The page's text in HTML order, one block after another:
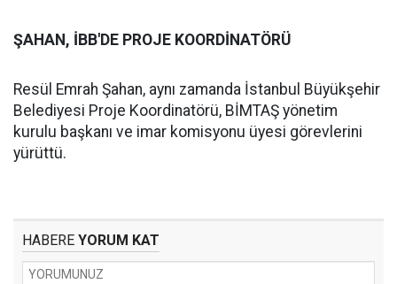
ŞAHAN, İBB'DE PROJE KOORDİNATÖRÜ
Resül Emrah Şahan, aynı zamanda İstanbul Büyükşehir
Belediyesi Proje Koordinatörü, BİMTAŞ yönetim
kurulu başkanı ve imar komisyonu üyesi görevlerini
yürüttü.
HABERE YORUM KAT